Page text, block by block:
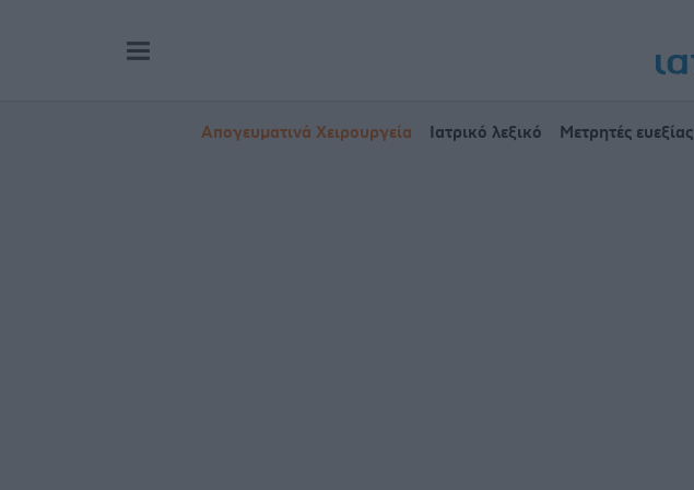
Απογευματινά Χειρουργεία Ιατρικό λεξικό Μετρητές ευεξίας